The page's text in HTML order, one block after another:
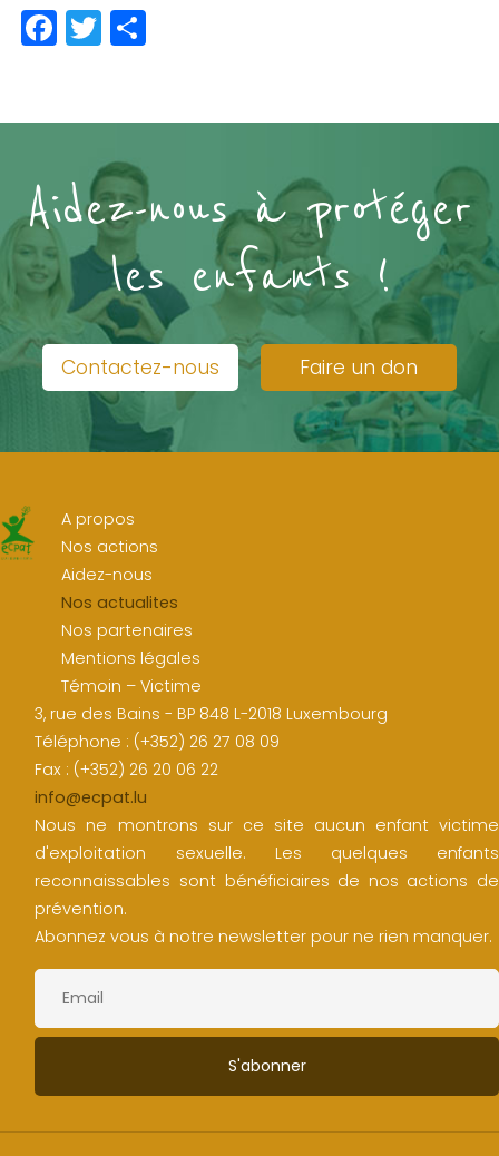
Facebook
Twitter
Aidez-nous à protéger
les enfants !
Contactez-nous Faire un don
A propos
Nos actions
Aidez-nous
Nos actualites
Nos partenaires
Mentions légales
Témoin – Victime
3, rue des Bains - BP 848 L-2018 Luxembourg
Téléphone : (+352) 26 27 08 09
Fax : (+352) 26 20 06 22
info@ecpat.lu
Nous ne montrons sur ce site aucun enfant victime
d'exploitation sexuelle. Les quelques enfants
reconnaissables sont bénéficiaires de nos actions de
prévention.
Abonnez vous à notre newsletter pour ne rien manquer.